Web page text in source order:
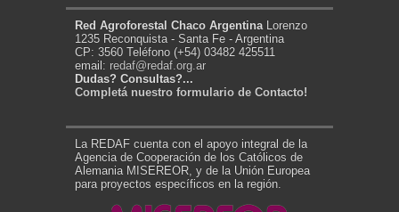
Red Agroforestal Chaco Argentina Lorenzo
1235 Reconquista - Santa Fe - Argentina
CP: 3560 Teléfono (+54) 03482 425511
email: redaf@redaf.org.ar
Dudas? Consultas?...
Completá nuestro formulario de Contacto!
La REDAF cuenta con el apoyo integral de la
Agencia de Cooperación de los Católicos de
Alemania MISEREOR, y de la Unión Europea
para proyectos específicos en la región.